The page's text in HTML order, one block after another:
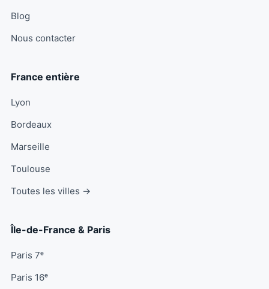
Blog
Nous contacter
France entière
Lyon
Bordeaux
Marseille
Toulouse
Toutes les villes →
Île-de-France & Paris
Paris 7ᵉ
Paris 16ᵉ